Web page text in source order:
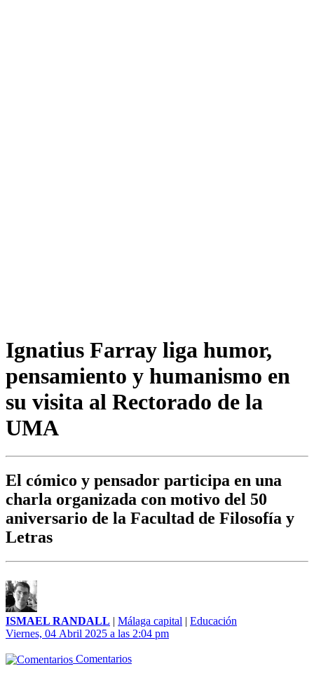
Ignatius Farray liga humor,
pensamiento y humanismo en
su visita al Rectorado de la
UMA
El cómico y pensador participa en una
charla organizada con motivo del 50
aniversario de la Facultad de Filosofía y
Letras
ISMAEL RANDALL | Málaga capital | Educación
Viernes, 04 Abril 2025 a las 2:04 pm
Comentarios